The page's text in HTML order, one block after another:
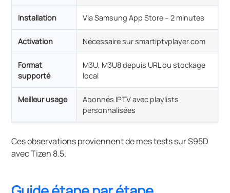
Installation Via Samsung App Store – 2 minutes
Activation Nécessaire sur smartiptvplayer.com
Format
supporté
M3U, M3U8 depuis URL ou stockage
local
Meilleur usage
Abonnés IPTV avec playlists
personnalisées
Ces observations proviennent de mes tests sur S95D
avec Tizen 8.5.